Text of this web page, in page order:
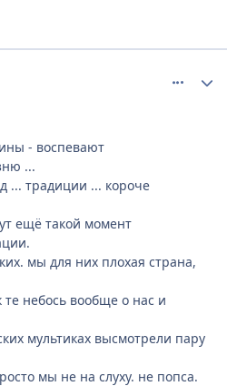
- воспевают
...
... традиции ... короче
ещё такой момент
мы для них плохая страна,
небось вообще о нас и
мультиках высмотрели пару
мы не на слуху. не попса.